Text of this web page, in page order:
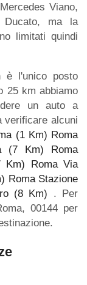
Viano,
ma la
limitati quindi
è l'unico posto
25 km abbiamo
un auto a
verificare alcuni
(1 Km) Roma
(7 Km)
Roma
Km)
Roma Via
Roma Stazione
(8 Km) . Per
00144 per